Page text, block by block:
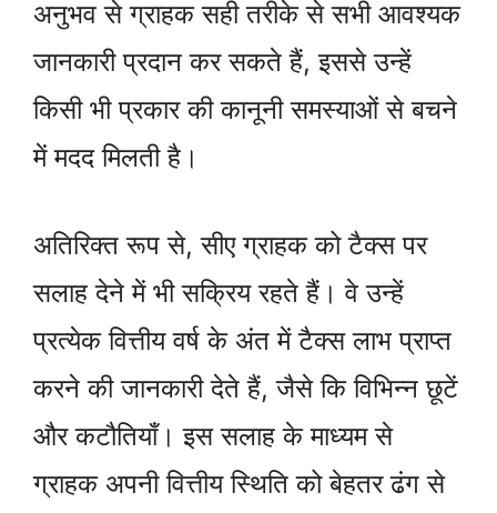
अनुभव से ग्राहक सही तरीके से सभी आवश्यक
जानकारी प्रदान कर सकते हैं, इससे उन्हें
किसी भी प्रकार की कानूनी समस्याओं से बचने
में मदद मिलती है।
अतिरिक्त रूप से, सीए ग्राहक को टैक्स पर
सलाह देने में भी सक्रिय रहते हैं। वे उन्हें
प्रत्येक वित्तीय वर्ष के अंत में टैक्स लाभ प्राप्त
करने की जानकारी देते हैं, जैसे कि विभिन्न छूटें
और कटौतियाँ। इस सलाह के माध्यम से
ग्राहक अपनी वित्तीय स्थिति को बेहतर ढंग से